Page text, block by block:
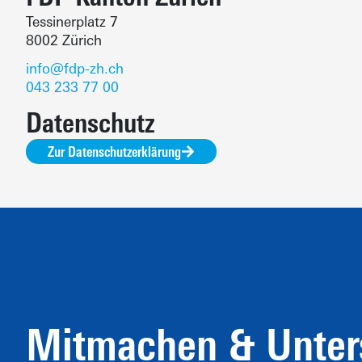
Tessinerplatz 7
8002 Zürich
info@fdp-zh.ch
043 233 77 00
Datenschutz
Zur Datenschutzerklärung
Mitmachen &